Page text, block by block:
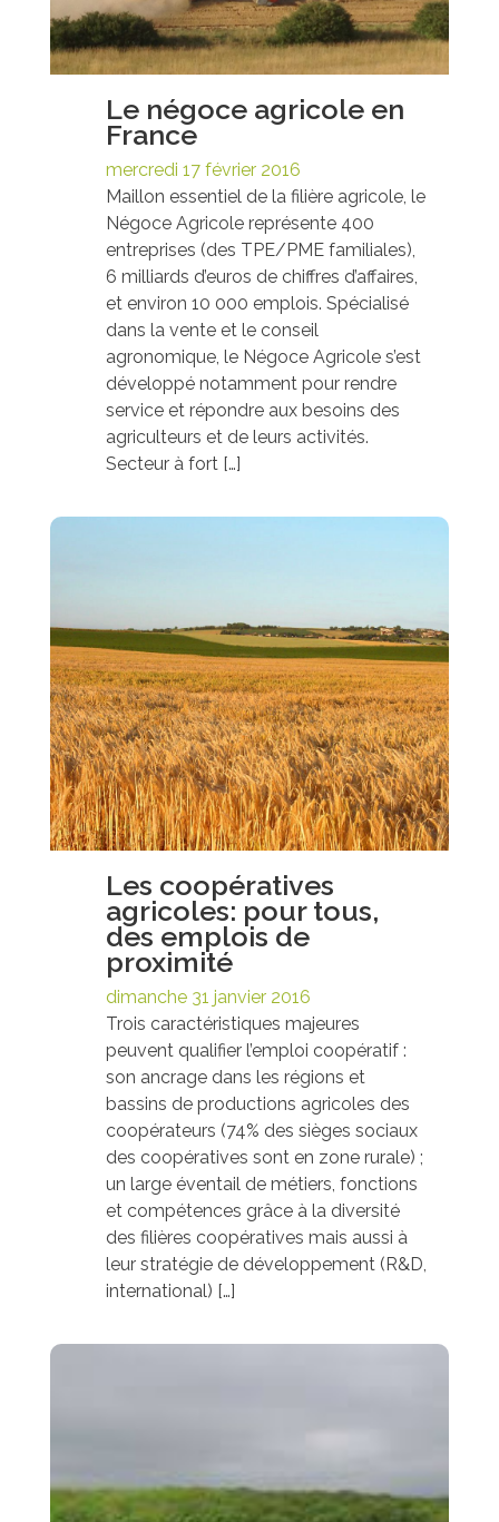
Le négoce agricole en
France
mercredi 17 février 2016
Maillon essentiel de la filière agricole, le
Négoce Agricole représente 400
entreprises (des TPE/PME familiales),
6 milliards d’euros de chiffres d’affaires,
et environ 10 000 emplois. Spécialisé
dans la vente et le conseil
agronomique, le Négoce Agricole s’est
développé notamment pour rendre
service et répondre aux besoins des
agriculteurs et de leurs activités.
Secteur à fort […]
Les coopératives
agricoles: pour tous,
des emplois de
proximité
dimanche 31 janvier 2016
Trois caractéristiques majeures
peuvent qualifier l’emploi coopératif :
son ancrage dans les régions et
bassins de productions agricoles des
coopérateurs (74% des sièges sociaux
des coopératives sont en zone rurale) ;
un large éventail de métiers, fonctions
et compétences grâce à la diversité
des filières coopératives mais aussi à
leur stratégie de développement (R&D,
international) […]